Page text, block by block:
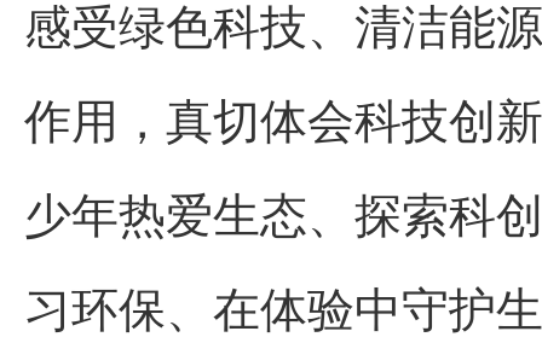
感受绿色科技、清洁能
作用，真切体会科技创
少年热爱生态、探索科
习环保、在体验中守护